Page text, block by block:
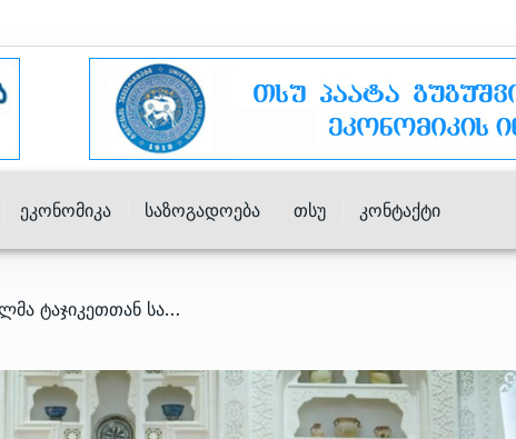
Ეკონომიკა Საზოგადოება Თსუ Კონტაქტი
/ მარიამ ქვრივიშვილმა ტაჯიკეთთან სამ მემორანდუმს მოაწერა ხელი – რას ითვალისინებს?